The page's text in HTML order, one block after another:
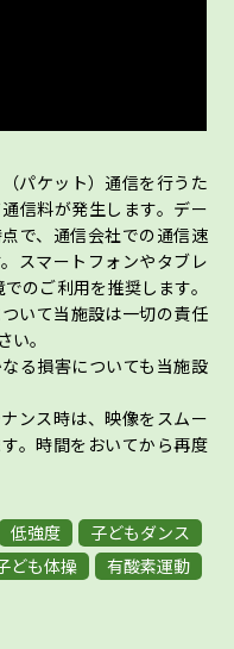
パケット）通信を行うた
信料が発生します。デー
で、通信会社での通信速
スマートフォンやタブレ
のご利用を推奨します。
いて当施設は一切の責任
。
る損害についても当施設
ンス時は、映像をスムー
。時間をおいてから再度
低強度
子どもダンス
ども体操
有酸素運動